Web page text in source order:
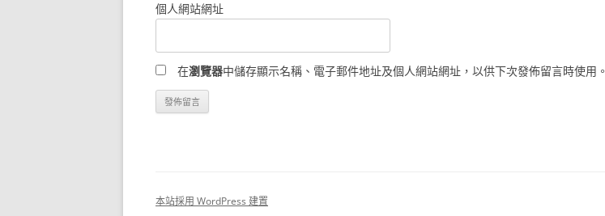
個人網站網址
在瀏覽器中儲存顯示名稱、電子郵件地址及個人網站網址，以供下次發佈留言時使用。
本站採用 WordPress 建置